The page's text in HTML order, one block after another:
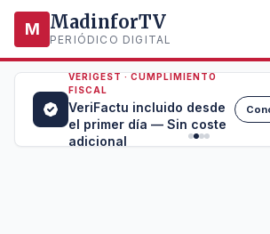
M MadinforTV
PERIÓDICO DIGITAL
VERIGEST · CUMPLIMIENTO
FISCAL
VeriFactu incluido desde
el primer día — Sin coste
adicional